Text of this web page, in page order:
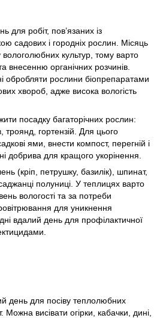
для робіт, пов’язаних із
садових і городніх рослин. Місяць
культур, тому варто
внесенню органічних розчинів.
обробляти рослини біопрепаратами
хвороб, адже висока вологість
посадку багаторічних рослин:
троянд, гортензій. Для цього
ями, внести компост, перегній і
добрива для кращого укорінення.
(кріп, петрушку, базилік), шпинат,
полуниці. У теплицях варто
вологості та за потреби
для уникнення
вдалий день для профілактичної
день для посіву теплолюбних
Можна висівати огірки, кабачки, дині,